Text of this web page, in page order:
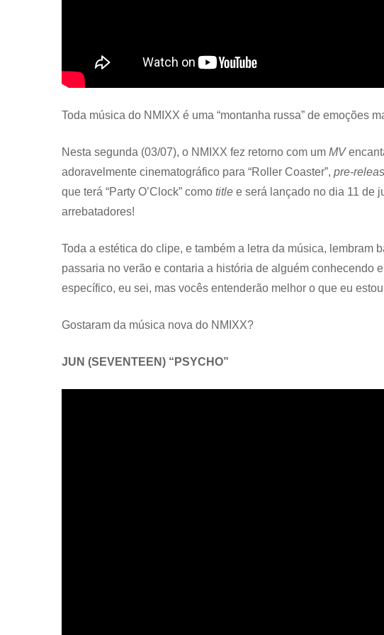
Toda música do NMIXX é uma “montanha russa” de emoções
Nesta segunda (03/07), o NMIXX fez retorno com um MV
adoravelmente cinematográfico para “Roller Coaster”, pre-
que terá “Party O’Clock” como title e será lançado no dia 11 de
arrebatadores!
Toda a estética do clipe, e também a letra da música, lembram
passaria no verão e contaria a história de alguém conhecendo
específico, eu sei, mas vocês entenderão melhor o que eu
Gostaram da música nova do NMIXX?
JUN (SEVENTEEN) “PSYCHO”